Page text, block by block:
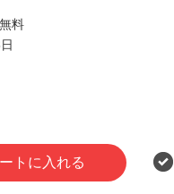
料
トに入れる